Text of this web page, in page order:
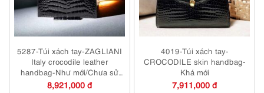
5287-Túi xách tay-ZAGLIANI
Italy crocodile leather
handbag-Như mới/Chưa sử
dụng
8,921,000 đ
4019-Túi xách tay-
CROCODILE skin handbag-
Khá mới
7,911,000 đ